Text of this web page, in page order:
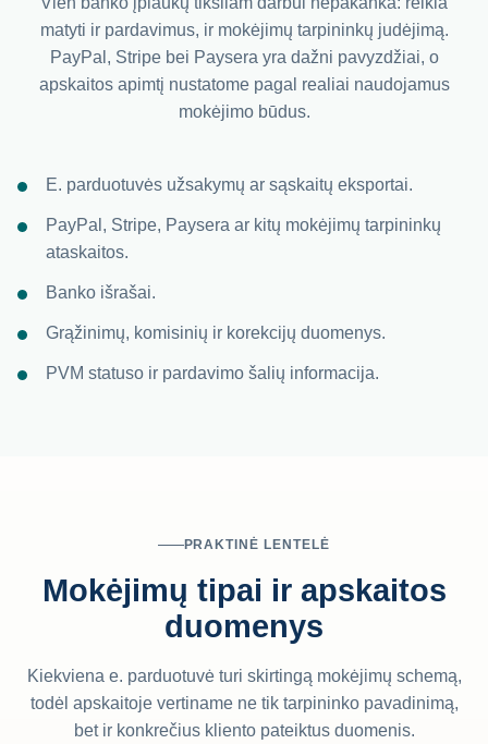
matyti ir pardavimus, ir mokėjimų tarpininkų judėjimą.
PayPal, Stripe bei Paysera yra dažni pavyzdžiai, o
apskaitos apimtį nustatome pagal realiai naudojamus
mokėjimo būdus.
E. parduotuvės užsakymų ar sąskaitų eksportai.
PayPal, Stripe, Paysera ar kitų mokėjimų tarpininkų
ataskaitos.
Banko išrašai.
Grąžinimų, komisinių ir korekcijų duomenys.
PVM statuso ir pardavimo šalių informacija.
PRAKTINĖ LENTELĖ
Mokėjimų tipai ir apskaitos
duomenys
Kiekviena e. parduotuvė turi skirtingą mokėjimų schemą,
todėl apskaitoje vertiname ne tik tarpininko pavadinimą,
bet ir konkrečius kliento pateiktus duomenis.